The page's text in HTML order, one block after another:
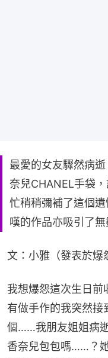
最愛的女友驟然病
奈兒CHANEL手袋
忙稍稍彌補了這個
嘆的作品亦吸引了無
文：小雅（發表於爆
我想爆怨這次生日前
有做手作的我突然接
個……我朋友姐姐病
香奈兒包包嗎……？